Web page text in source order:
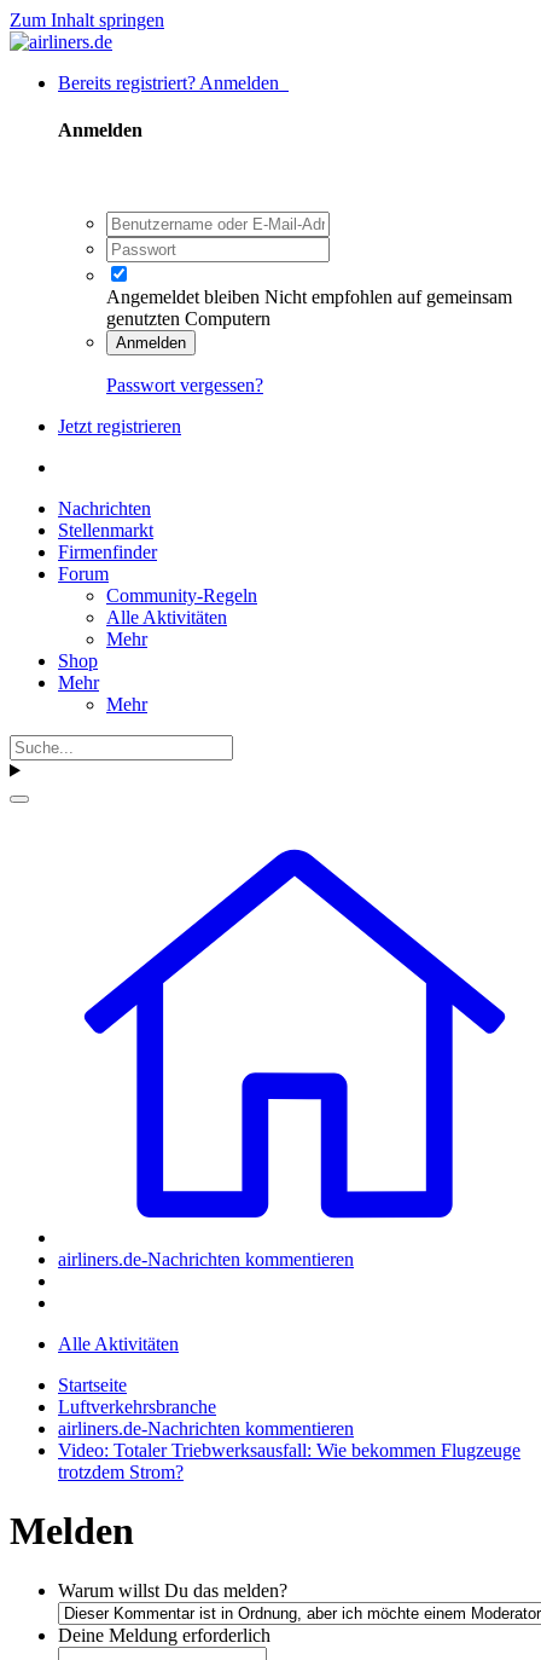
Zum Inhalt springen
Bereits registriert? Anmelden
Anmelden
Angemeldet bleiben Nicht empfohlen auf gemeinsam
genutzten Computern
Anmelden
Passwort vergessen?
Jetzt registrieren
Nachrichten
Stellenmarkt
Firmenfinder
Forum
Community-Regeln
Alle Aktivitäten
Mehr
Shop
Mehr
Mehr
airliners.de-Nachrichten kommentieren
Alle Aktivitäten
Startseite
Luftverkehrsbranche
airliners.de-Nachrichten kommentieren
Video: Totaler Triebwerksausfall: Wie bekommen Flugzeuge
trotzdem Strom?
Melden
Warum willst Du das melden?
Deine Meldung erforderlich